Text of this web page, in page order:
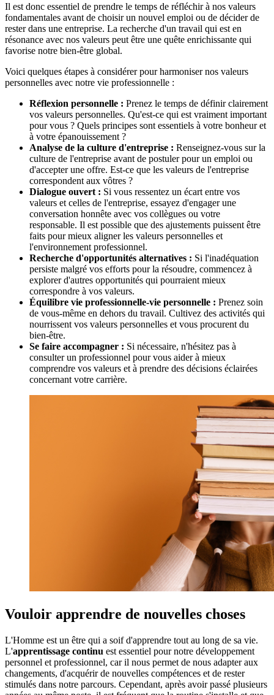
Il est donc essentiel de prendre le temps de réfléchir à nos valeurs
fondamentales avant de choisir un nouvel emploi ou de décider de
rester dans une entreprise. La recherche d'un travail qui est en
résonance avec nos valeurs peut être une quête enrichissante qui
favorise notre bien-être global.
Voici quelques étapes à considérer pour harmoniser nos valeurs
personnelles avec notre vie professionnelle :
Réflexion personnelle : Prenez le temps de définir clairement
vos valeurs personnelles. Qu'est-ce qui est vraiment important
pour vous ? Quels principes sont essentiels à votre bonheur et
à votre épanouissement ?
Analyse de la culture d'entreprise : Renseignez-vous sur la
culture de l'entreprise avant de postuler pour un emploi ou
d'accepter une offre. Est-ce que les valeurs de l'entreprise
correspondent aux vôtres ?
Dialogue ouvert : Si vous ressentez un écart entre vos
valeurs et celles de l'entreprise, essayez d'engager une
conversation honnête avec vos collègues ou votre
responsable. Il est possible que des ajustements puissent être
faits pour mieux aligner les valeurs personnelles et
l'environnement professionnel.
Recherche d'opportunités alternatives : Si l'inadéquation
persiste malgré vos efforts pour la résoudre, commencez à
explorer d'autres opportunités qui pourraient mieux
correspondre à vos valeurs.
Équilibre vie professionnelle-vie personnelle : Prenez soin
de vous-même en dehors du travail. Cultivez des activités qui
nourrissent vos valeurs personnelles et vous procurent du
bien-être.
Se faire accompagner : Si nécessaire, n'hésitez pas à
consulter un professionnel pour vous aider à mieux
comprendre vos valeurs et à prendre des décisions éclairées
concernant votre carrière.
Vouloir apprendre de nouvelles choses
L'Homme est un être qui a soif d'apprendre tout au long de sa vie.
L'apprentissage continu est essentiel pour notre développement
personnel et professionnel, car il nous permet de nous adapter aux
changements, d'acquérir de nouvelles compétences et de rester
stimulés dans notre parcours. Cependant, après avoir passé plusieurs